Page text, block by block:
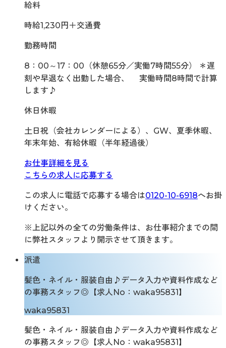
給料
時給1,230円＋交通費
勤務時間
8：00～17：00（休憩65分／実働7時間55分） ＊遅
刻や早退なく出勤した場合、 実働時間8時間で計算
します♪
休日休暇
土日祝（会社カレンダーによる）、GW、夏季休暇、
年末年始、有給休暇（半年経過後）
お仕事詳細を見る
こちらの求人に応募する
この求人に電話で応募する場合は0120-10-6918へお掛
けください。
※上記以外の全ての労働条件は、お仕事紹介までの間
に弊社スタッフより開示させて頂きます。
派遣
髪色・ネイル・服装自由♪データ入力や資料作成など
の事務スタッフ◎【求人No：waka95831】
waka95831
髪色・ネイル・服装自由♪データ入力や資料作成など
の事務スタッフ◎【求人No：waka95831】